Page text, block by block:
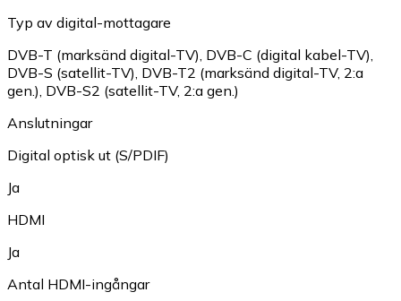
Typ av digital-mottagare
DVB-T (marksänd digital-TV) DVB-C (digital kabel-TV)
DVB-S (satellit-TV) DVB-T2 (marksänd digital-TV, 2:a
gen.) DVB-S2 (satellit-TV, 2:a gen.)
Anslutningar
Digital optisk ut (S/PDIF)
Ja
HDMI
Ja
Antal HDMI-ingångar